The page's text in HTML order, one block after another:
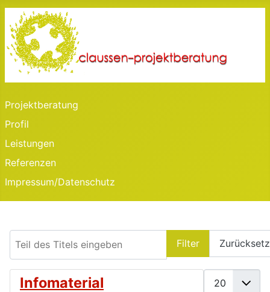
Projektberatung
Profil
Leistungen
Referenzen
Impressum/Datenschutz
Filter
Infomaterial